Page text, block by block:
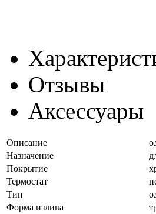
Отзывы
Аксессуары
Описание
Назначение
Покрытие
Термостат
Тип
Форма излива